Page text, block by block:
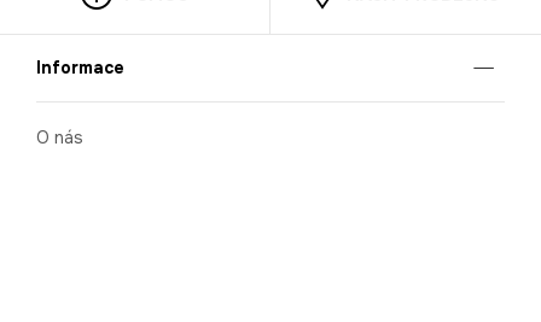
Informace
O nás